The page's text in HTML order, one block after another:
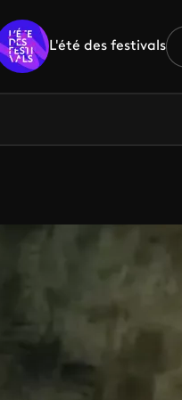
L'été des festivals